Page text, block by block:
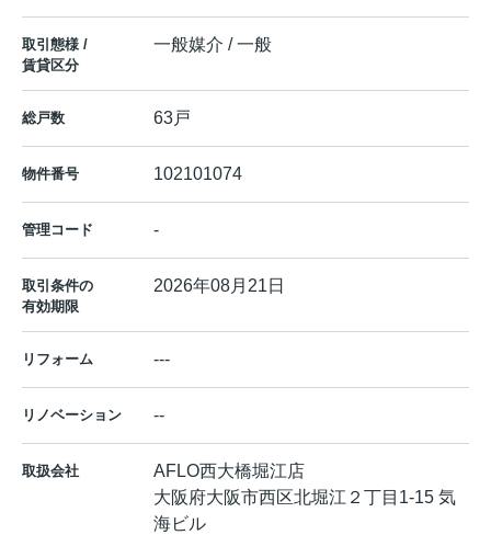
取引態様 /
賃貸区分
一般媒介 / 一般
総戸数 63戸
物件番号 102101074
管理コード -
取引条件の
有効期限
2026年08月21日
リフォーム ---
リノベーション --
取扱会社
AFLO西大橋堀江店
大阪府大阪市西区北堀江２丁目1-15 気
海ビル